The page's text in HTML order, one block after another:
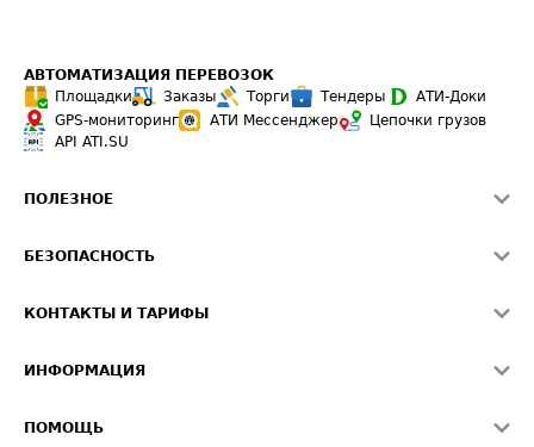
АВТОМАТИЗАЦИЯ ПЕРЕВОЗОК
Площадки
Заказы Торги Тендеры
АТИ-Доки
GPS-мониторинг
АТИ Мессенджер
Цепочки грузов
API ATI.SU
ПОЛЕЗНОЕ
Звезды ATI.SU на вашем сайте
Средние ставки
БЕЗОПАСНОСТЬ
Светофор+
О формировании Паспорта
КОНТАКТЫ И ТАРИФЫ
Реклама на сайте
ИНФОРМАЦИЯ
ПОМОЩЬ